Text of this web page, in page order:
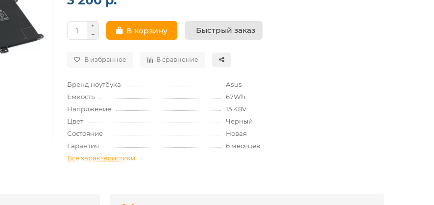
В корзину Быстрый заказ
В избранное В сравнение
Бренд ноутбука
Asus
Ёмкость
67Wh
Напряжение
15.48V
Цвет
Черный
Состояние
Новая
Гарантия
6 месяцев
Все характеристики